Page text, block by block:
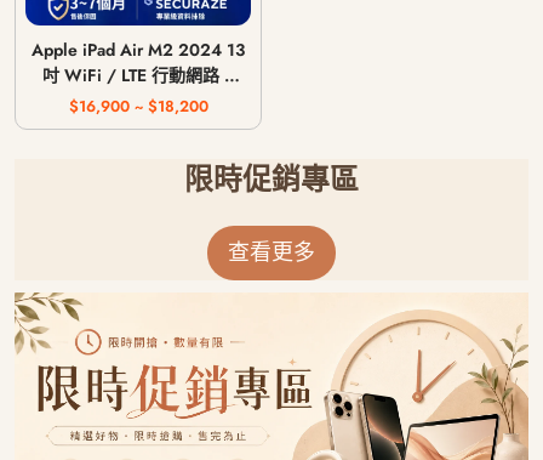
Apple iPad Air M2 2024 13
吋 WiFi / LTE 行動網路 /
128G 256G 512G 1T
$16,900 ~ $18,200
限時促銷專區
查看更多